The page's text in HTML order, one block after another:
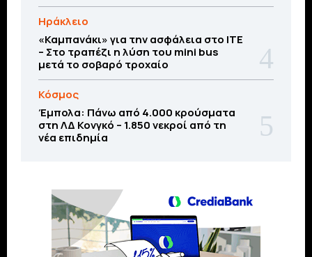
Ηράκλειο
«Καμπανάκι» για την ασφάλεια στο ΙΤΕ
– Στο τραπέζι η λύση του mini bus
μετά το σοβαρό τροχαίο
Κόσμος
Έμπολα: Πάνω από 4.000 κρούσματα
στη ΛΔ Κονγκό – 1.850 νεκροί από τη
νέα επιδημία